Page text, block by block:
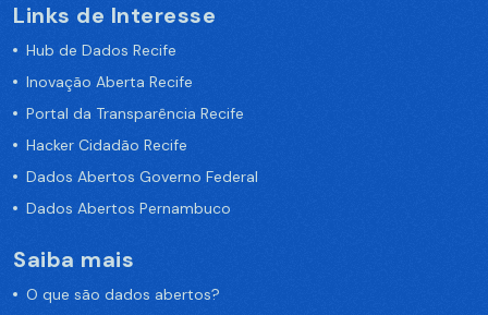
Links de Interesse
Hub de Dados Recife
Inovação Aberta Recife
Portal da Transparência Recife
Hacker Cidadão Recife
Dados Abertos Governo Federal
Dados Abertos Pernambuco
Saiba mais
O que são dados abertos?